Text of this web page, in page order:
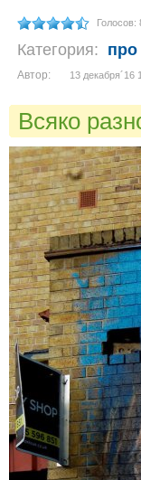
Голосов:
Категория:
Автор: 13 декабря´16
Всяко